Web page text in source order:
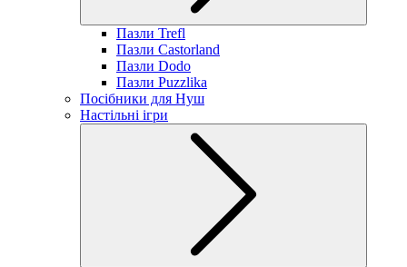
Пазли Trefl
Пазли Castorland
Пазли Dodo
Пазли Puzzlika
Посібники для Нуш
Настільні ігри